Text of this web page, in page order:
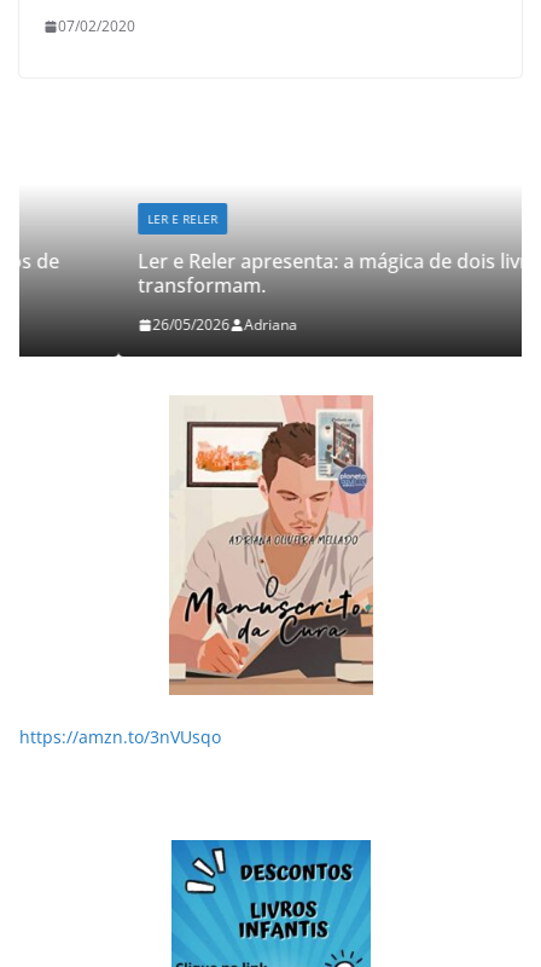
07/02/2020
Ler e Reler apresenta: a mágica de dois livros que
transformam.
Adriana
https://amzn.to/3nVUsqo